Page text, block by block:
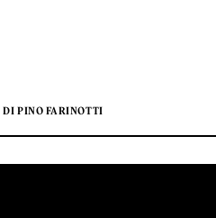
DI PINO FARINOTTI